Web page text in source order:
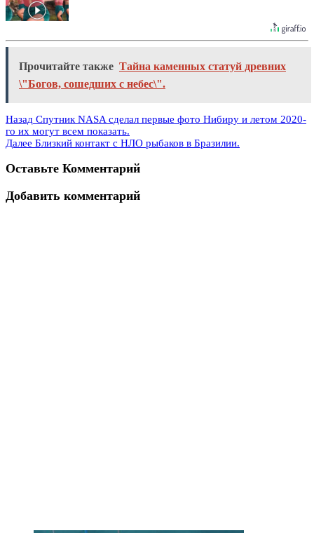
Прочитайте также Тайна каменных статуй древних
\"Богов, сошедших с небес\".
Назад Спутник NASA сделал первые фото Нибиру и летом 2020-
го их могут всем показать.
Далее Близкий контакт с НЛО рыбаков в Бразилии.
Оставьте Комментарий
Добавить комментарий